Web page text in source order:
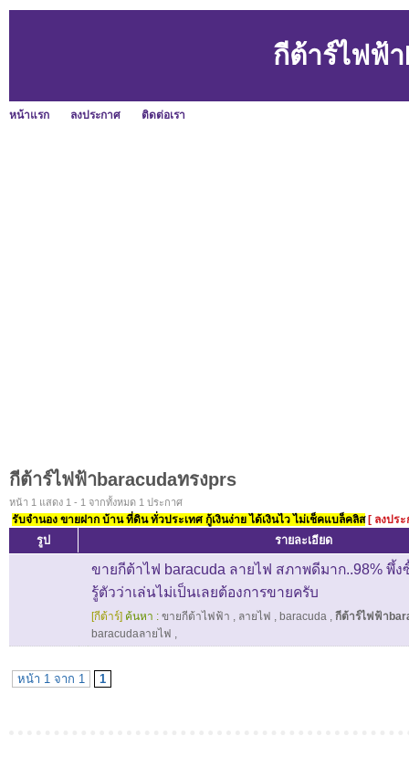
กีต้าร์ไฟฟ้
หน้าแรก ลงประกาศ ติดต่อเรา
กีต้าร์ไฟฟ้าbaracudaทรงprs
หน้า 1 แสดง 1 - 1 จากทั้งหมด 1 ประกาศ
รับจำนอง ขายฝาก บ้าน ที่ดิน ทั่วประเทศ กู้เงินง่าย ได้เงินไว ไม่เช็คแบล็คลิส [ ลงปร
รูป รายละเอียด
ขายกีต้าไฟ baracuda ลายไฟ สภาพดีมาก..98% พึ้
รู้ตัวว่าเล่นไม่เป็นเลยต้องการขายครับ
[กีต้าร์] ค้นหา : ขายกีต้าไฟฟ้า , ลายไฟ , baracuda , กีต้าร์ไฟฟ้า
baracudaลายไฟ ,
หน้า 1 จาก 1 1